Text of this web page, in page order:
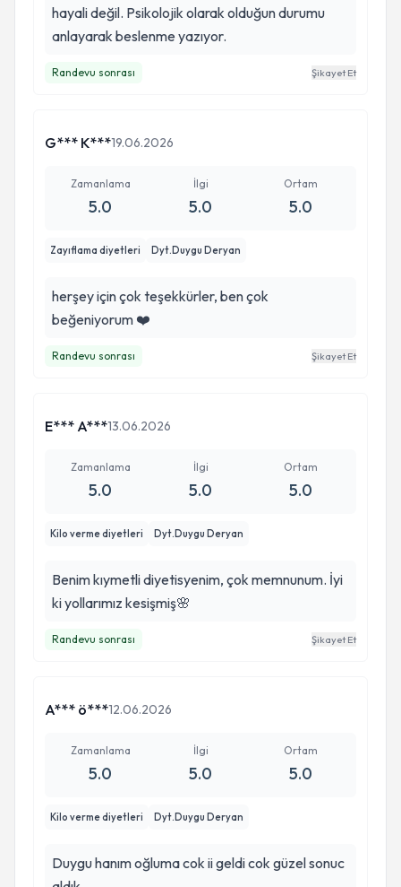
ki karşılaştık. Herşey için teşekkürler🌸
hayali değil. Psikolojik olarak olduğun durumu
anlayarak beslenme yazıyor.
Randevu sonrası Şikayet Et
G*** K***19.06.2026
Zamanlama
5.0
İlgi
5.0
Ortam
5.0
Zayıflama diyetleri Dyt.Duygu Deryan
herşey için çok teşekkürler, ben çok
beğeniyorum ❤️
Randevu sonrası Şikayet Et
E*** A***13.06.2026
Zamanlama
5.0
İlgi
5.0
Ortam
5.0
Kilo verme diyetleri Dyt.Duygu Deryan
Benim kıymetli diyetisyenim, çok memnunum. İyi
ki yollarımız kesişmiş🌸
Randevu sonrası Şikayet Et
A*** ö***12.06.2026
Zamanlama
5.0
İlgi
5.0
Ortam
5.0
Kilo verme diyetleri Dyt.Duygu Deryan
Duygu hanım oğluma cok ii geldi cok güzel sonuc